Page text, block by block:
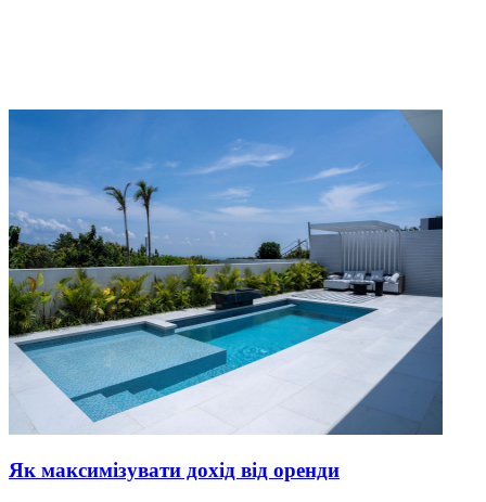
Як максимізувати дохід від оренди